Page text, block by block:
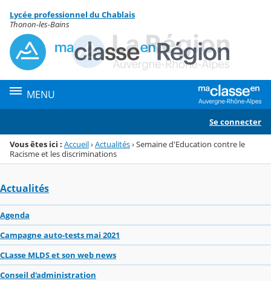
Menu de la rubrique
Contenu
Lycée professionnel du Chablais
Thonon-les-Bains
MENU
Se connecter
Vous êtes ici : Accueil›Actualités›Semaine d'Education contre le
Racisme et les discriminations
Actualités
Agenda
Campagne auto-tests mai 2021
CLasse MLDS et son web news
Conseil d'administration